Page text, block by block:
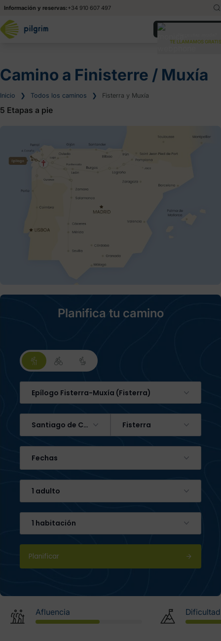
Información y reservas:+34 910 607 497
Deutsch
TE LLAMAMOS
Camino a Finisterre / Muxía
Inicio ❯ Todos los caminos ❯ Fisterra y Muxía
5 Etapas a pie
Planifica tu camino
Epílogo Fisterra-Muxía (Fisterra)
Santiago de CompostelaFisterra
Fechas
1 adulto
1 habitación
Planificar
Afluencia Dificultad